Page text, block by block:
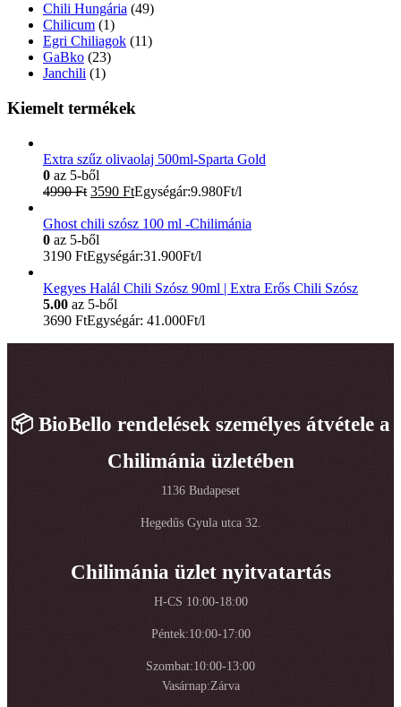
Chili Hungária (49)
Chilicum (1)
Egri Chiliagok (11)
GaBko (23)
Janchili (1)
Kiemelt termékek
Extra szűz olivaolaj 500ml-Sparta Gold
0 az 5-ből
4990Ft Original
was:
4990 Ft.
3590 FtCurrent
is:
Egységár:9.980Ft/l
Ghost chili szósz 100 ml -Chilimánia
0 az 5-ből
3190 FtEgységár:31.900Ft/l
Kegyes Halál Chili Szósz 90ml | Extra Erős Chili Szósz
5.00 az 5-ből
3690 FtEgységár: 41.000Ft/l
📦 BioBello rendelések személyes átvétele a
Chilimánia üzletében
1136 Budapeset
Hegedűs Gyula utca 32.
Chilimánia üzlet nyitvatartás
H-CS 10:00-18:00
Péntek:10:00-17:00
Szombat:10:00-13:00
Vasárnap:Zárva